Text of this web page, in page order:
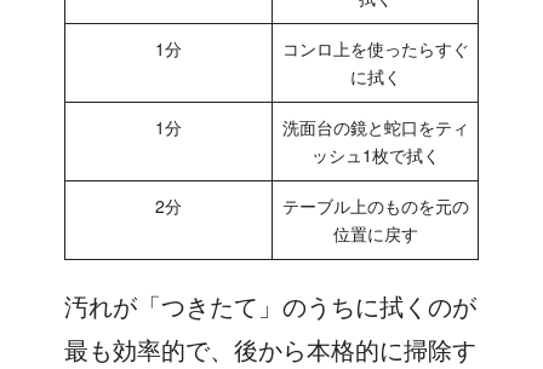
1分
コンロ上を使ったらすぐ
に拭く
1分
洗面台の鏡と蛇口をティ
ッシュ1枚で拭く
2分
テーブル上のものを元の
位置に戻す
汚れが「つきたて」のうちに拭くのが
最も効率的で、後から本格的に掃除す